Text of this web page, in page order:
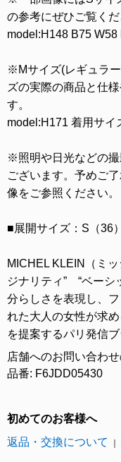
の参考にぜひご覧くだ
model:H148 B75
※Mサイズ(レギュラ
ズの実際の商品と仕
す。
model:H171 着用サイ
※照明や日光などの
ございます。予めご
像をご参照ください。
■展開サイズ：S（36）
MICHEL KLEIN（ミ
ジナリティ” “ベーシ
分らしさを表現し、
れた大人の女性が求
を提案するパリ発信ブ
店舗へのお問い合わ
品番: F6JDD05430
初めてのお客様へ
返品・交換について
｜